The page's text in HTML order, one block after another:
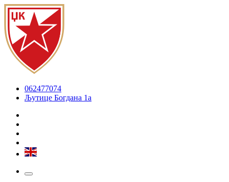
062477074
Љутице Богдана 1а